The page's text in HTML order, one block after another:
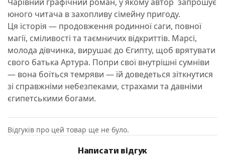
юного читача в захопливу сімейну пригоду.
Ця історія — продовження родинної саги, повної
магії, сміливості та таємничих відкриттів. Марсі,
молода дівчинка, вирушає до Єгипту, щоб врятувати
свого батька Артура. Попри свої внутрішні сумніви
— вона боїться темряви — їй доведеться зіткнутися
зі справжніми небезпеками, страхами та давніми
єгипетськими богами.
Відгуків про цей товар ще не було.
Написати відгук